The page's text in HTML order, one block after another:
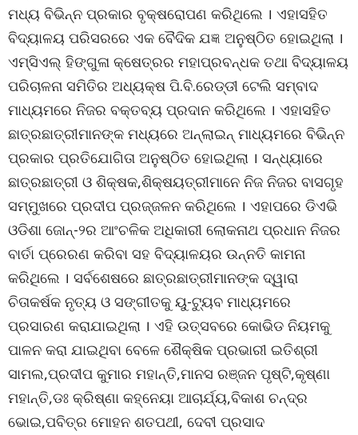
ମଧ୍ୟ ବିଭିନ୍ନ ପ୍ରକାର ବୃକ୍ଷରୋପଣ କରିଥିଲେ । ଏହାସହିତ
ବିଦ୍ୟାଳୟ ପରିସରରେ ଏକ ବୈଦିକ ଯଜ୍ଞ ଅନୁଷ୍ଠିତ ହୋଇଥିଲା ।
ଏମ୍‌ସିଏଲ୍ ହିଙ୍ଗୁଳା କ୍ଷେତ୍ରର ମହାପ୍ରବନ୍ଧକ ତଥା ବିଦ୍ୟାଳୟ
ପରିଚାଳନା ସମିତିର ଅଧ୍ୟକ୍ଷ ପି.ବି.ରେଡ୍ଡୀ ଟେଲି ସମ୍ବାଦ
ମାଧ୍ୟମରେ ନିଜର ବକ୍ତବ୍ୟ ପ୍ରଦାନ କରିଥିଲେ । ଏହାସହିତ
ଛାତ୍ରଛାତ୍ରୀମାନଙ୍କ ମଧ୍ୟରେ ଅନ୍‌ଲାଇନ୍ ମାଧ୍ୟମରେ ବିଭିନ୍ନ
ପ୍ରକାର ପ୍ରତିଯୋଗିତା ଅନୁଷ୍ଠିତ ହୋଇଥିଲା । ସନ୍ଧ୍ୟାରେ
ଛାତ୍ରଛାତ୍ରୀ ଓ ଶିକ୍ଷକ,ଶିକ୍ଷୟତ୍ରୀମାନେ ନିଜ ନିଜର ବାସଗୃହ
ସମ୍ମୁଖରେ ପ୍ରଦୀପ ପ୍ରଜ୍ଜଳନ କରିଥିଲେ । ଏହାପରେ ଡିଏଭି
ଓଡିଶା ଜୋନ୍‌-୨ର ଆଂଚଳିକ ଅଧିକାରୀ ଲୋକନାଥ ପ୍ରଧାନ ନିଜର
ବାର୍ତା ପ୍ରେରଣ କରିବା ସହ ବିଦ୍ୟାଳୟର ଉନ୍ନତି କାମନା
କରିଥିଲେ । ସର୍ବଶେଷରେ ଛାତ୍ରଛାତ୍ରୀମାନଙ୍କ ଦ୍ୱାରା
ଚିତାକର୍ଷକ ନୃତ୍ୟ ଓ ସଙ୍ଗୀତକୁ ୟୁ-ଟ୍ୟୁବ ମାଧ୍ୟମରେ
ପ୍ରସାରଣ କରାଯାଇଥିଲା । ଏହି ଉତ୍ସବରେ କୋଭିଡ ନିୟମକୁ
ପାଳନ କରା ଯାଇଥିବା ବେଳେ ଶୈକ୍ଷିକ ପ୍ରଭାରୀ ଇତିଶ୍ରୀ
ସାମଲ,ପ୍ରଦୀପ କୁମାର ମହାନ୍ତି,ମାନସ ରଞ୍ଜନ ପୃଷ୍ଟି,କୃଷ୍ଣା
ମହାନ୍ତି,ଡଃ କ୍ରିଷ୍ଣା କହ୍ନେୟା ଆଚାର୍ଯ୍ୟ,ବିକାଶ ଚନ୍ଦ୍ର
ଭୋଇ,ପବିତ୍ର ମୋହନ ଶତପଥୀ, ଦେବୀ ପ୍ରସାଦ